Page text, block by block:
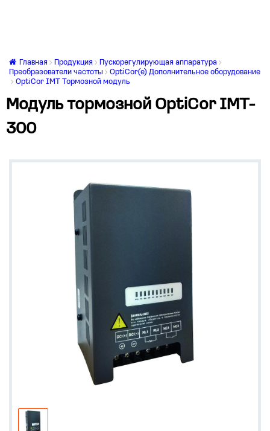
Главная Продукция
Пускорегулирующая аппаратура
Преобразователи частоты
OptiCor(e) Дополнительное оборудование
OptiCor IМТ Тормозной модуль
Модуль тормозной OptiCor IMT-
300